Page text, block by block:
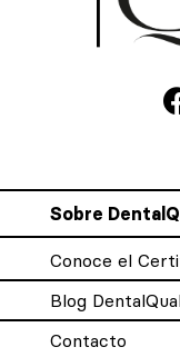
Sobre
Conoce el
Blog
Contacto